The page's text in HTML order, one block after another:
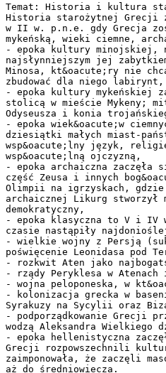
Temat: Historia i kultura
Historia starożytnej Grecji
w II w. p.n.e. gdy Grecja
mykeńską, wieki ciemne,
- epoka kultury minojskiej,
najsłynniejszym jej
Minosa, kt&oacute;ry nie
zbudować dla niego labirynt,
- epoka kultury mykeńskiej
stolicą w mieście Mykeny;
Odyseusza i konia
- epoka wiek&oacute;w
dziesiątki małych miast-
wsp&oacute;lny język,
wsp&oacute;lną ojczyzną,
- epoka archaiczna
część Zeusa i innych
Olimpii na igrzyskach,
archaicznej Likurg
demokratyczny,
- epoka klasyczna to V i IV
czasie nastąpiły
- wielkie wojny z Persją
poświęcenie Leonidasa pod
- rozkwit Aten jako
- rządy Peryklesa w Atenach
- wojna peloponeska, w
- kolonizacja grecka w
Syrakuzy na Sycylii oraz
- podporządkowanie Grecji
wodzą Aleksandra
- epoka hellenistyczna
Grecji rozpowszechnili
zaimponowała, że zaczęli
aż do średniowiecza.